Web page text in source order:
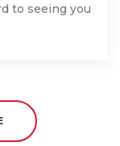
to seeing you